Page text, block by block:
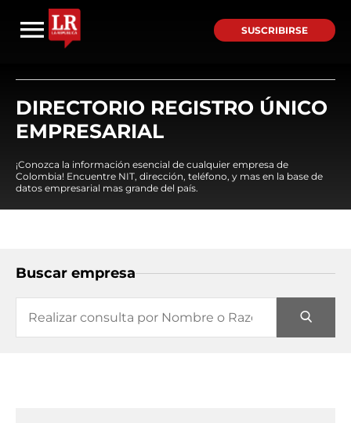
SUSCRIBIRSE
DIRECTORIO REGISTRO ÚNICO
EMPRESARIAL
¡Conozca la información esencial de cualquier empresa de
Colombia! Encuentre NIT, dirección, teléfono, y mas en la base de
datos empresarial mas grande del país.
Buscar empresa